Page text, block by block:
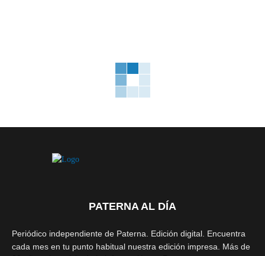
PATERNA AL DÍA
Periódico independiente de Paterna. Edición digital. Encuentra
cada mes en tu punto habitual nuestra edición impresa. Más de